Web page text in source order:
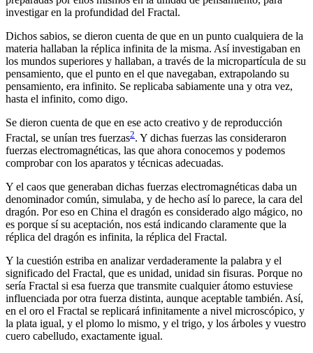
investigar en la profundidad del Fractal.
Dichos sabios, se dieron cuenta de que en un punto cualquiera de la
materia hallaban la réplica infinita de la misma. Así investigaban en
los mundos superiores y hallaban, a través de la micropartícula de su
pensamiento, que el punto en el que navegaban, extrapolando su
pensamiento, era infinito. Se replicaba sabiamente una y otra vez,
hasta el infinito, como digo.
Se dieron cuenta de que en ese acto creativo y de reproducción
Fractal, se unían tres fuerzas2. Y dichas fuerzas las consideraron
fuerzas electromagnéticas, las que ahora conocemos y podemos
comprobar con los aparatos y técnicas adecuadas.
Y el caos que generaban dichas fuerzas electromagnéticas daba un
denominador común, simulaba, y de hecho así lo parece, la cara del
dragón. Por eso en China el dragón es considerado algo mágico, no
es porque sí su aceptación, nos está indicando claramente que la
réplica del dragón es infinita, la réplica del Fractal.
Y la cuestión estriba en analizar verdaderamente la palabra y el
significado del Fractal, que es unidad, unidad sin fisuras. Porque no
sería Fractal si esa fuerza que transmite cualquier átomo estuviese
influenciada por otra fuerza distinta, aunque aceptable también. Así,
en el oro el Fractal se replicará infinitamente a nivel microscópico, y
la plata igual, y el plomo lo mismo, y el trigo, y los árboles y vuestro
cuero cabelludo, exactamente igual.